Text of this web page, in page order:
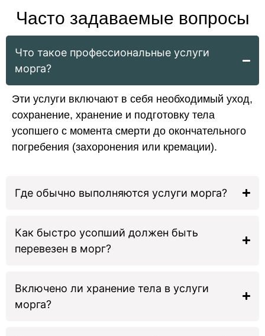
Часто задаваемые вопросы
Что такое профессиональные услуги
морга?
Эти услуги включают в себя необходимый уход,
сохранение, хранение и подготовку тела
усопшего с момента смерти до окончательного
погребения (захоронения или кремации).
Где обычно выполняются услуги морга?
Как быстро усопший должен быть
перевезен в морг?
Включено ли хранение тела в услуги
морга?